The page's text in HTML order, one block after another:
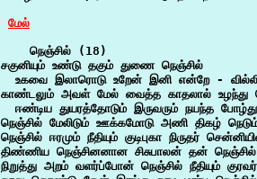
மேல்
    நெஞ்சில் (18)
சகுனியும் உண்டு தகும் துணை நெஞ்சில்
உகவை இலாரொடு உறேன் இனி என்றே -
காண்டலும் அவள் மேல் வைத்த காதலால் உழந்து
ஈண்டிய துயரத்தோடும் இருவரும் நயந்த
நெஞ்சில் மேலிடும் ஊக்கமோடு அணி திகழ் நெடும்
நெஞ்சில் ஈரமும் நீதியும் குடிபுகா நிருதர்
திண்ணிய நெஞ்சினனான சிசுபாலன் தன்
நிறுத்து அறம் வளர்ப்போன் நெஞ்சில் நீதியும்